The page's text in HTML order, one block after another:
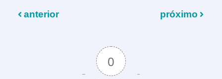
anterior próximo
0